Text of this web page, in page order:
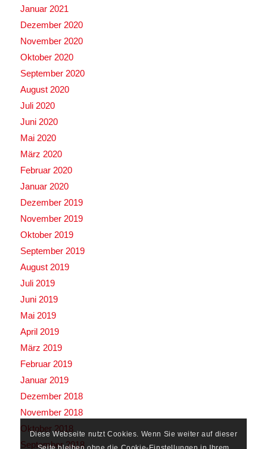
Januar 2021
Dezember 2020
November 2020
Oktober 2020
September 2020
August 2020
Juli 2020
Juni 2020
Mai 2020
März 2020
Februar 2020
Januar 2020
Dezember 2019
November 2019
Oktober 2019
September 2019
August 2019
Juli 2019
Juni 2019
Mai 2019
April 2019
März 2019
Februar 2019
Januar 2019
Dezember 2018
November 2018
Oktober 2018
September 2018
Diese Webseite nutzt Cookies. Wenn Sie weiter auf dieser